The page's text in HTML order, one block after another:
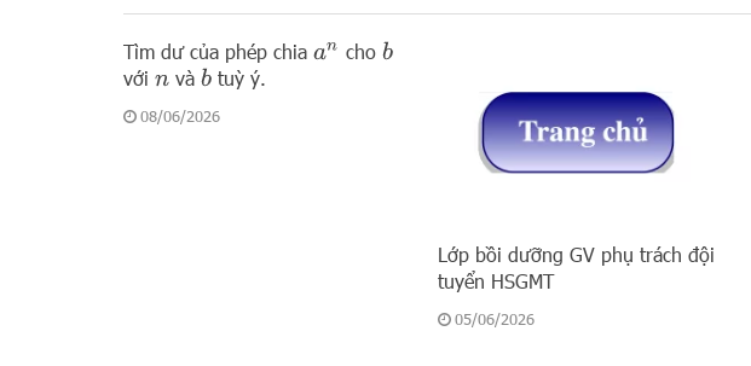
Tìm dư của phép chia an cho b
với n vàb tuỳ ý.
08/06/2026
Lớp bồi dưỡng GV phụ trách đội
tuyển HSGMT
05/06/2026